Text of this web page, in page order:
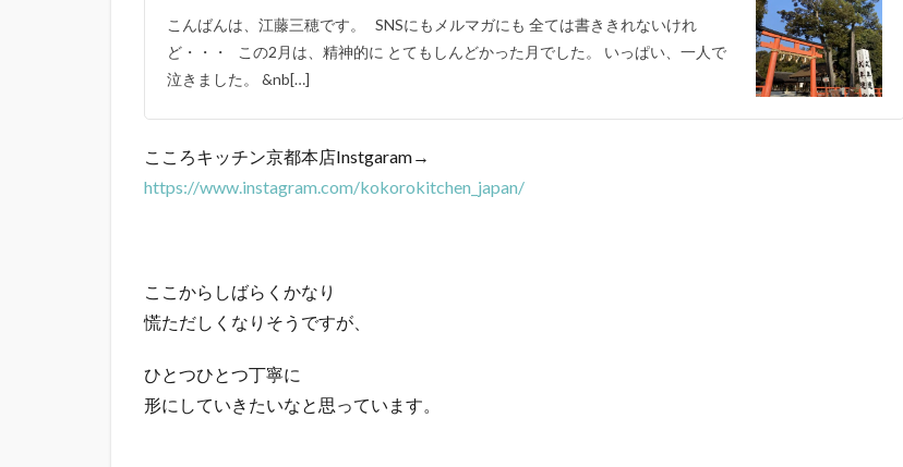
こんばんは、江藤三穂です。 SNSにもメルマガにも 全ては書ききれないけれ
ど・・・ この2月は、精神的に とてもしんどかった月でした。 いっぱい、一人で
泣きました。 &nb[…]
こころキッチン京都本店Instgaram→
https://www.instagram.com/kokorokitchen_japan/
ここからしばらくかなり
慌ただしくなりそうですが、
ひとつひとつ丁寧に
形にしていきたいなと思っています。